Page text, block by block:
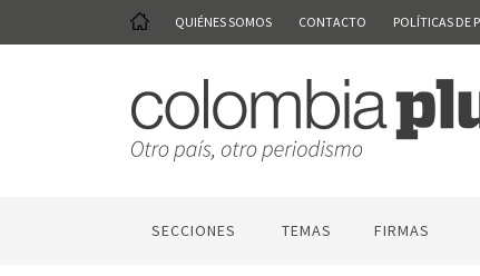
QUIÉNES SOMOS CONTACTO POLÍTICAS DE
SECCIONES TEMAS FIRMAS